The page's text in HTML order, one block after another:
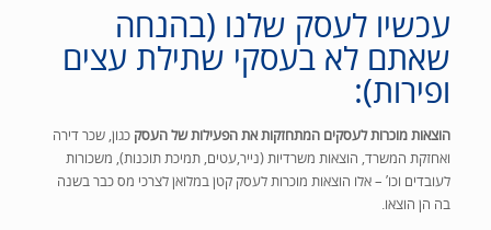
עכשיו לעסק שלנו (בהנחה
שאתם לא בעסקי שתילת עצים
ופירות):
הוצאות מוכרות לעסקים המתחזקות את הפעילות של העסק כגון, שכר דירה
ואחזקת המשרד, הוצאות משרדיות (נייר,עטים, תמיכת תוכנות), משכורות
לעובדים וכו’ – אלו הוצאות מוכרות לעסק קטן במלואן לצרכי מס כבר בשנה
בה הן הוצאו.